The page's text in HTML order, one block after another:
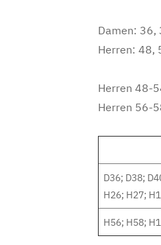
Damen: 36,
Herren: 48,
Herren 48-
Herren 56-
D36; D38;
H26; H27;
H56; H58;